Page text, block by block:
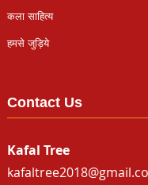
कला साहित्य
हमसे जुड़िये
Contact Us
Kafal Tree